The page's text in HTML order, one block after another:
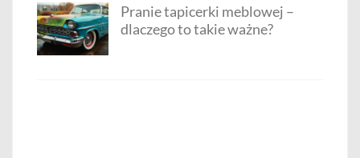
Pranie tapicerki meblowej –
dlaczego to takie ważne?